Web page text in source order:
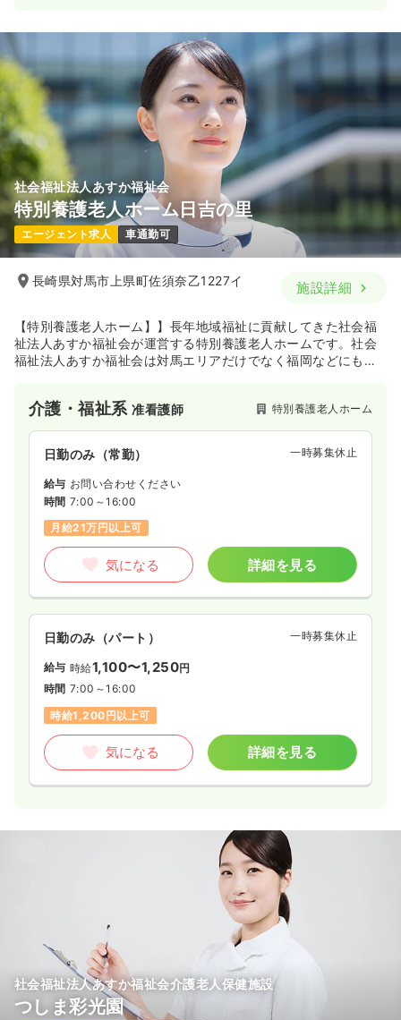
社会福祉法人あすか福祉会
特別養護老人ホーム日吉の里
エージェント求人 車通勤可
長崎県対馬市上県町佐須奈乙1227イ 施設詳細
【特別養護老人ホーム】】長年地域福祉に貢献してきた社会福
祉法人あすか福祉会が運営する特別養護老人ホームです。社会
福祉法人あすか福祉会は対馬エリアだけでなく福岡などにも多
うなサポートを目指し日々取り組んでいます。
介護・福祉系准看護師 特別養護老人ホーム
日勤のみ（常勤） 一時募集休止
給与 お問い合わせください
時間 7:00～16:00
月給21万円以上可
気になる 詳細を見る
日勤のみ（パート） 一時募集休止
給与 時給1,100〜1,250円
時間 7:00～16:00
時給1,200円以上可
気になる 詳細を見る
社会福祉法人あすか福祉会介護老人保健施設
つしま彩光園